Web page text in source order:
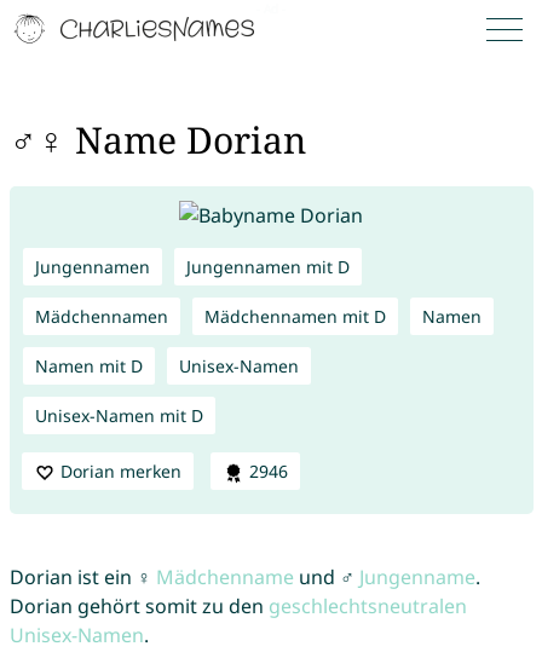
♂♀ Name Dorian
Jungennamen Jungennamen mit D
Mädchennamen Mädchennamen mit D Namen
Namen mit D Unisex-Namen
Unisex-Namen mit D
Dorian merken 2946
Dorian ist ein ♀ Mädchenname und ♂ Jungenname.
Dorian gehört somit zu den geschlechtsneutralen
Unisex-Namen.